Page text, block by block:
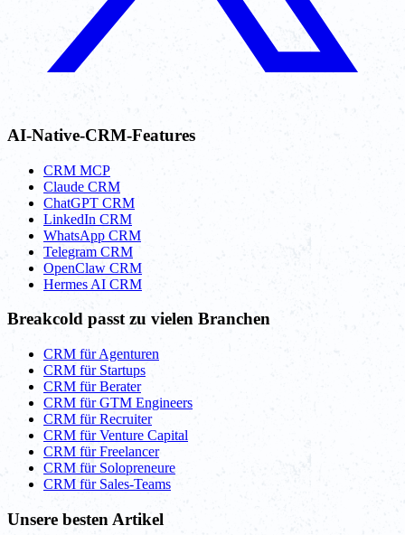
AI-Native-CRM-Features
CRM MCP
Claude CRM
ChatGPT CRM
LinkedIn CRM
WhatsApp CRM
Telegram CRM
OpenClaw CRM
Hermes AI CRM
Breakcold passt zu vielen Branchen
CRM für Agenturen
CRM für Startups
CRM für Berater
CRM für GTM Engineers
CRM für Recruiter
CRM für Venture Capital
CRM für Freelancer
CRM für Solopreneure
CRM für Sales-Teams
Unsere besten Artikel